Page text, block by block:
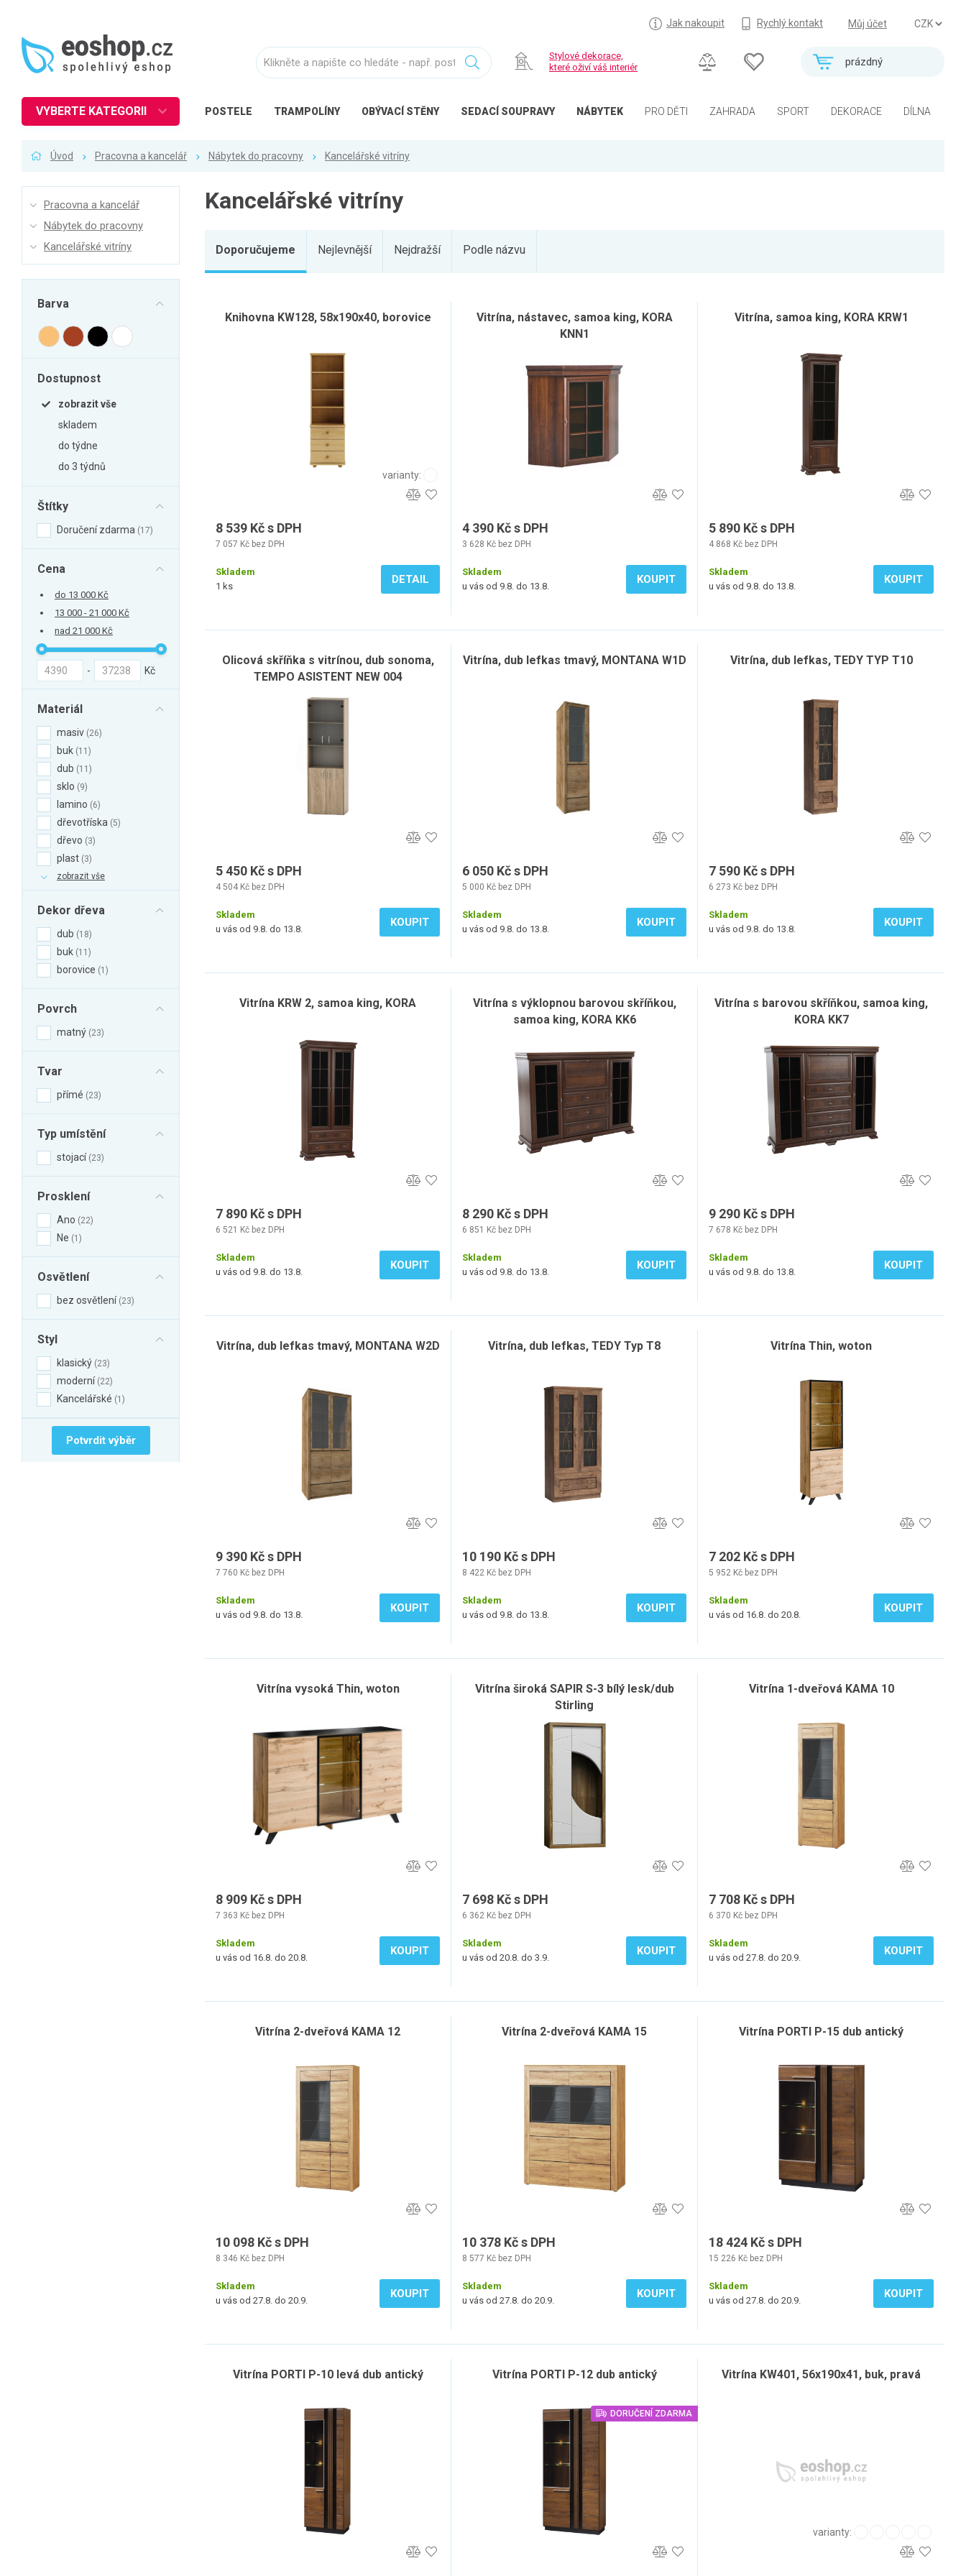
Můj účet
Jak nakoupit Rychlý kontakt
prázdný
Stylové dekorace,
které oživí váš interiér
POSTELE TRAMPOLÍNY OBÝVACÍ STĚNY SEDACÍ SOUPRAVY NÁBYTEK PRO DĚTI ZAHRADA SPORT DEKORACE DÍLNA
VYBERTE KATEGORII
Koupelna
Zahrada
Dílna
Auto-moto
Dekorace
Textil, koberce
Svítidla, žárovky
Sedací vaky
Sport, outdoor
Úvod Pracovna a kancelář Nábytek do pracovny Kancelářské vitríny
Pracovna a kancelář
Nábytek do pracovny
Kancelářské vitríny
Barva
Dostupnost
zobrazit vše
skladem
do týdne
do 3 týdnů
Štítky
Doručení zdarma 17
Cena
do 13 000 Kč
13 000 - 21 000 Kč
nad 21 000 Kč
- Kč
Materiál
masiv 26
buk 11
dub 11
sklo 9
lamino 6
dřevotříska 5
dřevo 3
plast 3
zobrazit vše
Dekor dřeva
dub 18
buk 11
borovice 1
Povrch
matný 23
Tvar
přímé 23
Typ umístění
stojací 23
Prosklení
Ano 22
Ne 1
Osvětlení
bez osvětlení 23
Styl
klasický 23
moderní 22
Kancelářské 1
Potvrdit výběr
Kancelářské vitríny
Doporučujeme Nejlevnější Nejdražší Podle názvu
Knihovna KW128, 58x190x40, borovice
varianty:
8 539 Kč s DPH
7 057 Kč bez DPH
Skladem
1 ks
DETAIL
Vitrína, nástavec, samoa king, KORA
KNN1
4 390 Kč s DPH
3 628 Kč bez DPH
Skladem
u vás od 9.8. do 13.8.
KOUPIT
Vitrína, samoa king, KORA KRW1
5 890 Kč s DPH
4 868 Kč bez DPH
Skladem
u vás od 9.8. do 13.8.
KOUPIT
Olicová skříňka s vitrínou, dub sonoma,
TEMPO ASISTENT NEW 004
5 450 Kč s DPH
4 504 Kč bez DPH
Skladem
u vás od 9.8. do 13.8.
KOUPIT
Vitrína, dub lefkas tmavý, MONTANA W1D
6 050 Kč s DPH
5 000 Kč bez DPH
Skladem
u vás od 9.8. do 13.8.
KOUPIT
Vitrína, dub lefkas, TEDY TYP T10
7 590 Kč s DPH
6 273 Kč bez DPH
Skladem
u vás od 9.8. do 13.8.
KOUPIT
Vitrína KRW 2, samoa king, KORA
7 890 Kč s DPH
6 521 Kč bez DPH
Skladem
u vás od 9.8. do 13.8.
KOUPIT
Vitrína s výklopnou barovou skříňkou,
samoa king, KORA KK6
8 290 Kč s DPH
6 851 Kč bez DPH
Skladem
u vás od 9.8. do 13.8.
KOUPIT
Vitrína s barovou skříňkou, samoa king,
KORA KK7
9 290 Kč s DPH
7 678 Kč bez DPH
Skladem
u vás od 9.8. do 13.8.
KOUPIT
Vitrína, dub lefkas tmavý, MONTANA W2D
9 390 Kč s DPH
7 760 Kč bez DPH
Skladem
u vás od 9.8. do 13.8.
KOUPIT
Vitrína, dub lefkas, TEDY Typ T8
10 190 Kč s DPH
8 422 Kč bez DPH
Skladem
u vás od 9.8. do 13.8.
KOUPIT
Vitrína Thin, woton
7 202 Kč s DPH
5 952 Kč bez DPH
Skladem
u vás od 16.8. do 20.8.
KOUPIT
Vitrína vysoká Thin, woton
8 909 Kč s DPH
7 363 Kč bez DPH
Skladem
u vás od 16.8. do 20.8.
KOUPIT
Vitrína široká SAPIR S-3 bílý lesk/dub
Stirling
7 698 Kč s DPH
6 362 Kč bez DPH
Skladem
u vás od 20.8. do 3.9.
KOUPIT
Vitrína 1-dveřová KAMA 10
7 708 Kč s DPH
6 370 Kč bez DPH
Skladem
u vás od 27.8. do 20.9.
KOUPIT
Vitrína 2-dveřová KAMA 12
10 098 Kč s DPH
8 346 Kč bez DPH
Skladem
u vás od 27.8. do 20.9.
KOUPIT
Vitrína 2-dveřová KAMA 15
10 378 Kč s DPH
8 577 Kč bez DPH
Skladem
u vás od 27.8. do 20.9.
KOUPIT
Vitrína PORTI P-15 dub antický
18 424 Kč s DPH
15 226 Kč bez DPH
Skladem
u vás od 27.8. do 20.9.
KOUPIT
Vitrína PORTI P-10 levá dub antický Vitrína PORTI P-12 dub antický
DORUČENÍ ZDARMA
Vitrína KW401, 56x190x41, buk, pravá
varianty: